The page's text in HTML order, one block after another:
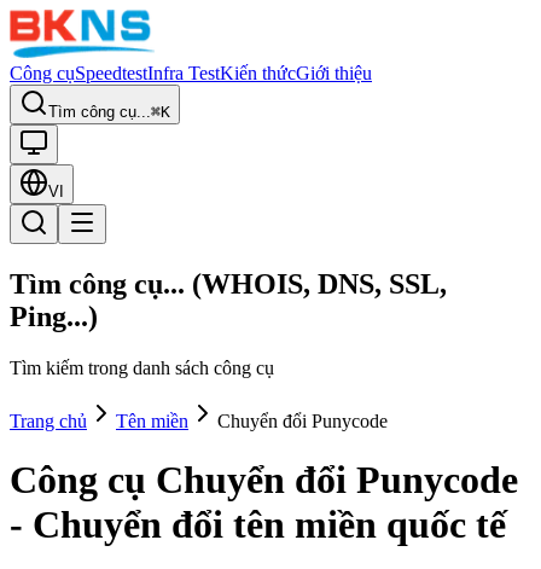
Công cụSpeedtestInfra TestKiến thứcGiới thiệu
Tìm công cụ...⌘K
VI
Tìm công cụ... (WHOIS, DNS, SSL,
Ping...)
Tìm kiếm trong danh sách công cụ
Trang chủ Tên miền Chuyển đổi Punycode
Công cụ Chuyển đổi Punycode
- Chuyển đổi tên miền quốc tế